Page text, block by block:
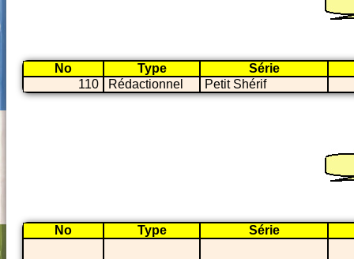
No Type
Série
110
Rédactionnel Petit Shérif
No Type Série